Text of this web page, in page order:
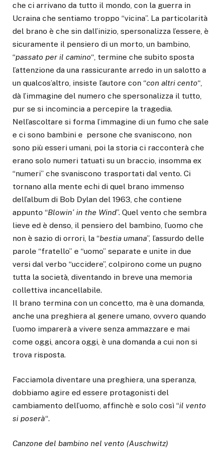
che ci arrivano da tutto il mondo, con la guerra in
Ucraina che sentiamo troppo “vicina”. La particolarità
del brano è che sin dall’inizio, spersonalizza l’essere, è
sicuramente il pensiero di un morto, un bambino,
“passato per il camino“, termine che subito sposta
l’attenzione da una rassicurante arredo in un salotto a
un qualcos’altro, insiste l’autore con “con altri cento“,
dà l’immagine del numero che spersonalizza il tutto,
pur se si incomincia a percepire la tragedia.
Nell’ascoltare si forma l’immagine di un fumo che sale
e ci sono bambini e persone che svaniscono, non
sono più esseri umani, poi la storia ci racconterà che
erano solo numeri tatuati su un braccio, insomma ex
“numeri” che svaniscono trasportati dal vento. Ci
tornano alla mente echi di quel brano immenso
dell’album di Bob Dylan del 1963, che contiene
appunto “Blowin’ in the Wind”. Quel vento che sembra
lieve ed è denso, il pensiero del bambino, l’uomo che
non è sazio di orrori, la “bestia umana”, l’assurdo delle
parole “fratello” e “uomo” separate e unite in due
versi dal verbo “uccidere”, colpirono come un pugno
tutta la società, diventando in breve una memoria
collettiva incancellabile.
Il brano termina con un concetto, ma è una domanda,
anche una preghiera al genere umano, ovvero quando
l’uomo imparerà a vivere senza ammazzare e mai
come oggi, ancora oggi, è una domanda a cui non si
trova risposta.
Facciamola diventare una preghiera, una speranza,
dobbiamo agire ed essere protagonisti del
cambiamento dell’uomo, affinchè e solo così “il vento
si poserà“.
Canzone del bambino nel vento (Auschwitz)